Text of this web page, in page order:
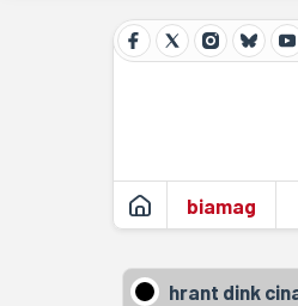
biamag
hrant dink